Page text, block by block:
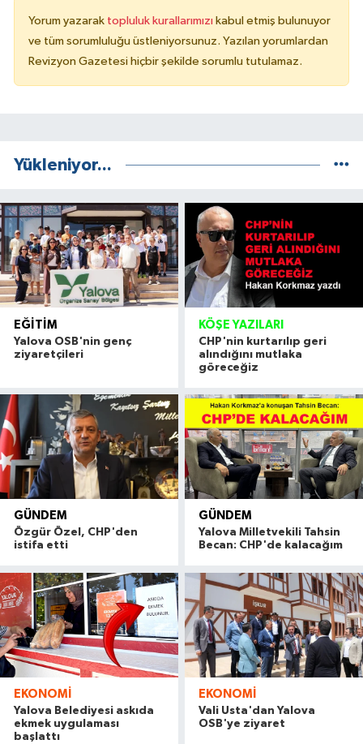
Yorum yazarak topluluk kurallarımızı kabul etmiş bulunuyor
ve tüm sorumluluğu üstleniyorsunuz. Yazılan yorumlardan
Revizyon Gazetesi hiçbir şekilde sorumlu tutulamaz.
Yükleniyor...
EĞITIM
Yalova OSB'nin genç
ziyaretçileri
KÖŞE YAZILARI
CHP'nin kurtarılıp geri
alındığını mutlaka
göreceğiz
GÜNDEM
Özgür Özel, CHP'den
istifa etti
GÜNDEM
Yalova Milletvekili Tahsin
Becan: CHP'de kalacağım
EKONOMI
Yalova Belediyesi askıda
ekmek uygulaması
başlattı
EKONOMI
Vali Usta'dan Yalova
OSB'ye ziyaret